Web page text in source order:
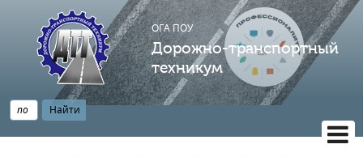
ОГА ПОУ
Дорожно-транспортный
техникум